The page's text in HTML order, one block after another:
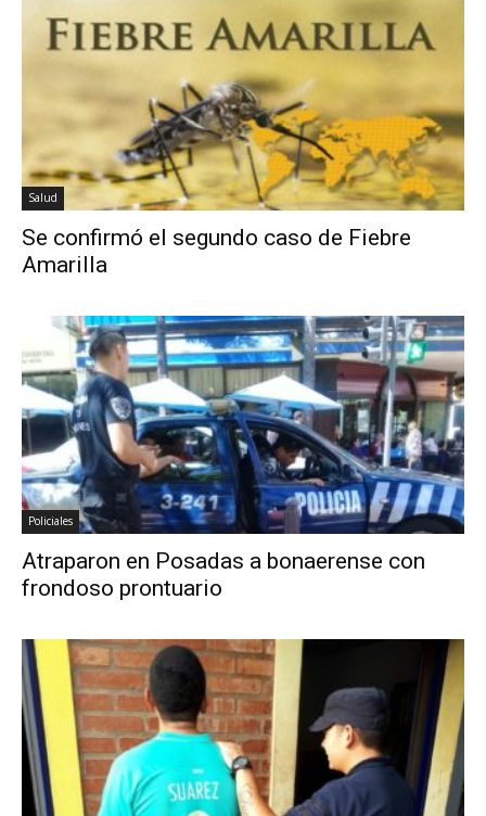
Salud
Se confirmó el segundo caso de Fiebre
Amarilla
Policiales
Atraparon en Posadas a bonaerense con
frondoso prontuario